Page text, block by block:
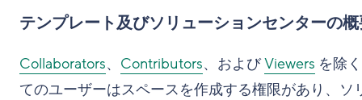
テンプレート及びソリューションセンターの
Collaborators、 Contributors、およびViewers を除
てのユーザーはスペースを作成する権限があり、ソ